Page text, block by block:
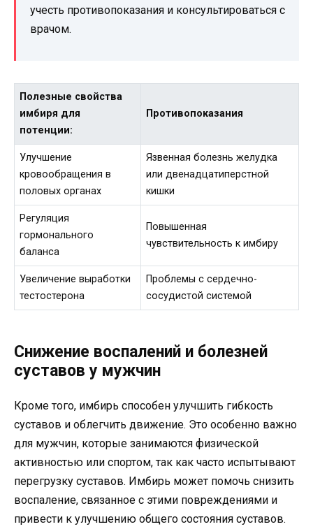
учесть противопоказания и консультироваться с
врачом.
Полезные свойства
имбиря для
потенции:
Противопоказания
Улучшение
кровообращения в
половых органах
Язвенная болезнь желудка
или двенадцатиперстной
кишки
Регуляция
гормонального
баланса
Повышенная
чувствительность к имбиру
Увеличение выработки
тестостерона
Проблемы с сердечно-
сосудистой системой
Снижение воспалений и болезней
суставов у мужчин
Кроме того, имбирь способен улучшить гибкость
суставов и облегчить движение. Это особенно важно
для мужчин, которые занимаются физической
активностью или спортом, так как часто испытывают
перегрузку суставов. Имбирь может помочь снизить
воспаление, связанное с этими повреждениями и
привести к улучшению общего состояния суставов.